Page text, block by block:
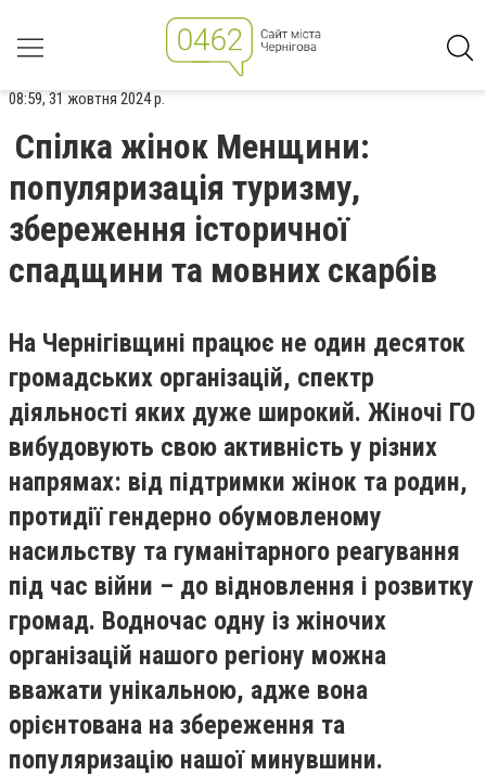
08:59, 31 жовтня 2024 р.
Спілка жінок Менщини:
популяризація туризму,
збереження історичної
спадщини та мовних скарбів
На Чернігівщині працює не один десяток
громадських організацій, спектр
діяльності яких дуже широкий. Жіночі ГО
вибудовують свою активність у різних
напрямах: від підтримки жінок та родин,
протидії гендерно обумовленому
насильству та гуманітарного реагування
під час війни – до відновлення і розвитку
громад. Водночас одну із жіночих
організацій нашого регіону можна
вважати унікальною, адже вона
орієнтована на збереження та
популяризацію нашої минувшини.